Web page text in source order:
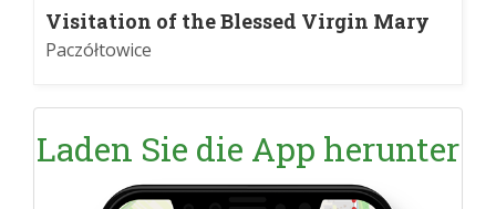
Visitation of the Blessed Virgin Mary
church
Paczółtowice
Laden Sie die App herunter